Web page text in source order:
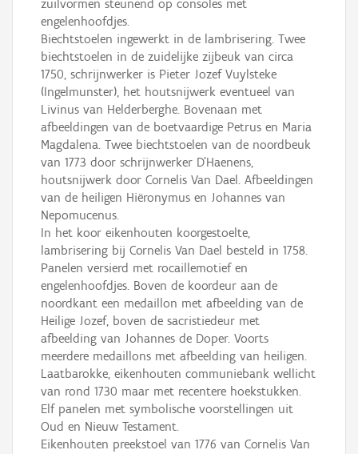
zuilvormen steunend op consoles met
engelenhoofdjes.
Biechtstoelen ingewerkt in de lambrisering. Twee
biechtstoelen in de zuidelijke zijbeuk van circa
1750, schrijnwerker is Pieter Jozef Vuylsteke
(Ingelmunster), het houtsnijwerk eventueel van
Livinus van Helderberghe. Bovenaan met
afbeeldingen van de boetvaardige Petrus en Maria
Magdalena. Twee biechtstoelen van de noordbeuk
van 1773 door schrijnwerker D'Haenens,
houtsnijwerk door Cornelis Van Dael. Afbeeldingen
van de heiligen Hiëronymus en Johannes van
Nepomucenus.
In het koor eikenhouten koorgestoelte,
lambrisering bij Cornelis Van Dael besteld in 1758.
Panelen versierd met rocaillemotief en
engelenhoofdjes. Boven de koordeur aan de
noordkant een medaillon met afbeelding van de
Heilige Jozef, boven de sacristiedeur met
afbeelding van Johannes de Doper. Voorts
meerdere medaillons met afbeelding van heiligen.
Laatbarokke, eikenhouten communiebank wellicht
van rond 1730 maar met recentere hoekstukken.
Elf panelen met symbolische voorstellingen uit
Oud en Nieuw Testament.
Eikenhouten preekstoel van 1776 van Cornelis Van